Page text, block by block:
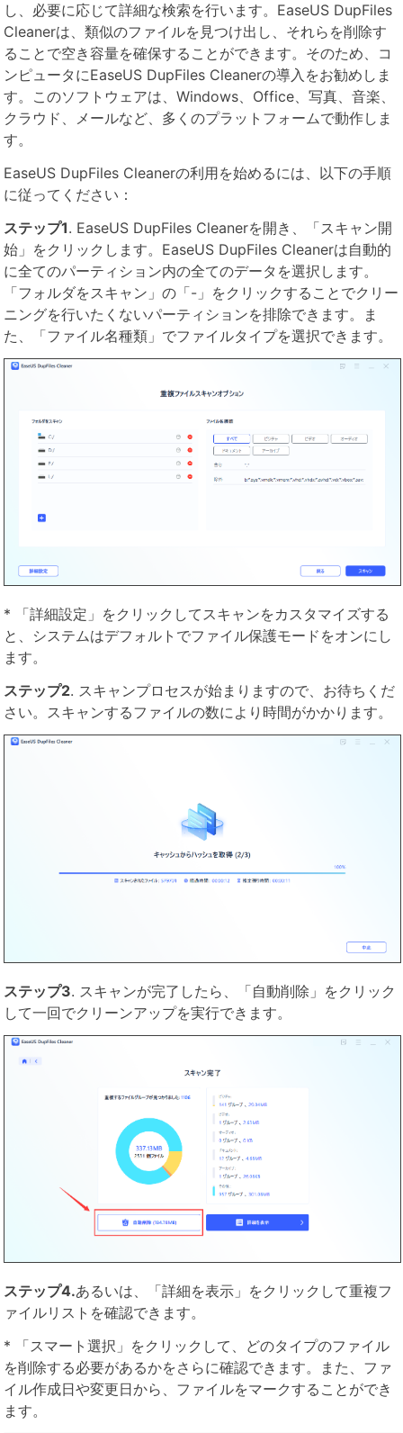
し、必要に応じて詳細な検索を行います。EaseUS DupFiles
Cleanerは、類似のファイルを見つけ出し、それらを削除す
ることで空き容量を確保することができます。そのため、コ
ンピュータにEaseUS DupFiles Cleanerの導入をお勧めしま
す。このソフトウェアは、Windows、Office、写真、音楽、
クラウド、メールなど、多くのプラットフォームで動作しま
す。
EaseUS DupFiles Cleanerの利用を始めるには、以下の手順
に従ってください：
ステップ1. EaseUS DupFiles Cleanerを開き、「スキャン開
始」をクリックします。EaseUS DupFiles Cleanerは自動的
に全てのパーティション内の全てのデータを選択します。
「フォルダをスキャン」の「-」をクリックすることでクリー
ニングを行いたくないパーティションを排除できます。ま
た、「ファイル名種類」でファイルタイプを選択できます。
* 「詳細設定」をクリックしてスキャンをカスタマイズする
と、システムはデフォルトでファイル保護モードをオンにし
ます。
ステップ2. スキャンプロセスが始まりますので、お待ちくだ
さい。スキャンするファイルの数により時間がかかります。
ステップ3. スキャンが完了したら、「自動削除」をクリック
して一回でクリーンアップを実行できます。
ステップ4.あるいは、「詳細を表示」をクリックして重複フ
ァイルリストを確認できます。
* 「スマート選択」をクリックして、どのタイプのファイル
を削除する必要があるかをさらに確認できます。また、ファ
イル作成日や変更日から、ファイルをマークすることができ
ます。